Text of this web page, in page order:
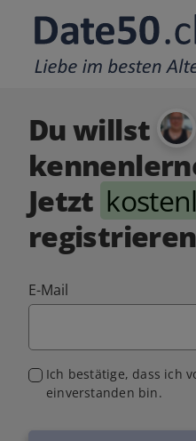
Du willst
Jetzt
registrieren
E-Mail
Ich bestätige, dass ich
einverstanden bin.